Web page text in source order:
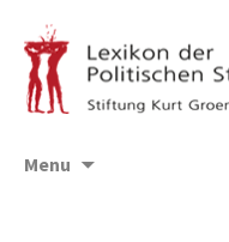
Menu